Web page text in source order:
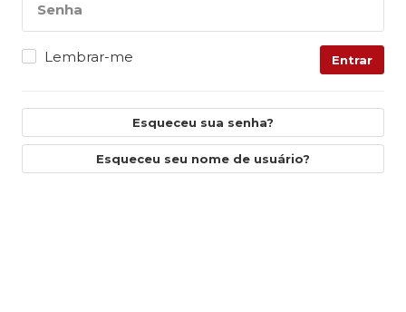
Senha
Lembrar-me Entrar
Esqueceu sua senha?
Esqueceu seu nome de usuário?